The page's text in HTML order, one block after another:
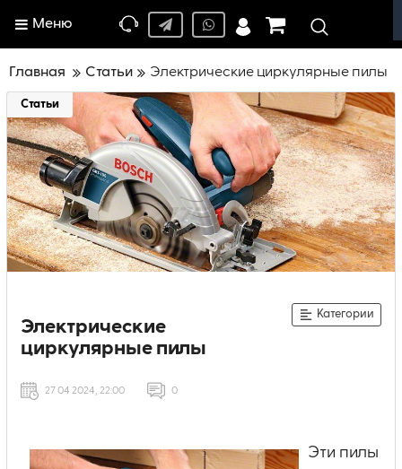
Меню
Главная Статьи Электрические циркулярные пилы
Статьи
Электрические
циркулярные пилы
Категории
27 04 2024, 22:00 0
Эти пилы